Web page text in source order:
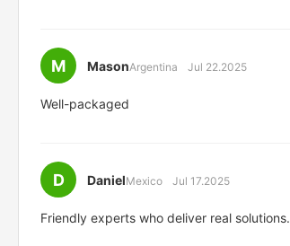
M MasonArgentina Jul 22.2025
Well-packaged
D DanielMexico Jul 17.2025
Friendly experts who deliver real solutions.